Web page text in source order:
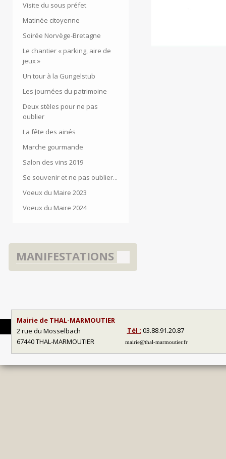
Visite du sous préfet
Matinée citoyenne
Soirée Norvège-Bretagne
Le chantier « parking, aire de
jeux »
Un tour à la Gungelstub
Les journées du patrimoine
Deux stèles pour ne pas
oublier
La fête des ainés
Marche gourmande
Salon des vins 2019
Se souvenir et ne pas oublier...
Voeux du Maire 2023
Voeux du Maire 2024
MANIFESTATIONS
Mairie de THAL-MARMOUTIER
2 rue du Mosselbach
67440 THAL-MARMOUTIER
Tél : 03.88.91.20.87
mairie@thal-marmoutier.fr